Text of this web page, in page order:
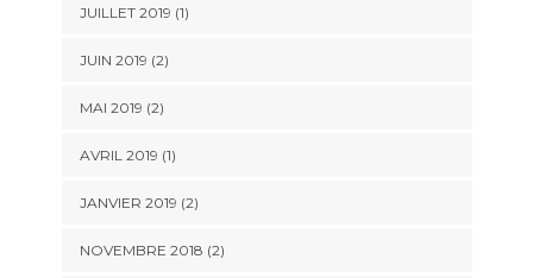
JUILLET 2019 (1)
JUIN 2019 (2)
MAI 2019 (2)
AVRIL 2019 (1)
JANVIER 2019 (2)
NOVEMBRE 2018 (2)